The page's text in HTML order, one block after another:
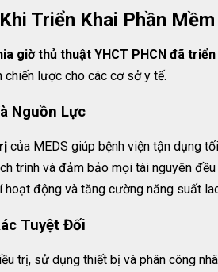
Triển Khai Phần Mềm
giờ thủ thuật YHCT PHCN đã
chiến lược cho các cơ sở y tế.
Nguồn Lực
của MEDS giúp bệnh viện tận dụng
trình và đảm bảo mọi tài nguyên
hoạt động và tăng cường năng suất
Tuyệt Đối
trị, sử dụng thiết bị và phân công